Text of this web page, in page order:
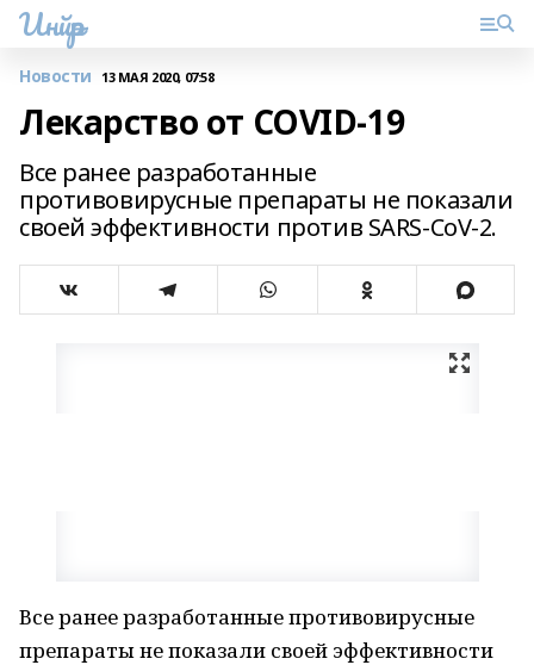
Инйәр
Новости 13 МАЯ 2020, 07:58
Лекарство от COVID-19
Все ранее разработанные
противовирусные препараты не показали
своей эффективности против SARS-CoV-2.
Все ранее разработанные противовирусные
препараты не показали своей эффективности